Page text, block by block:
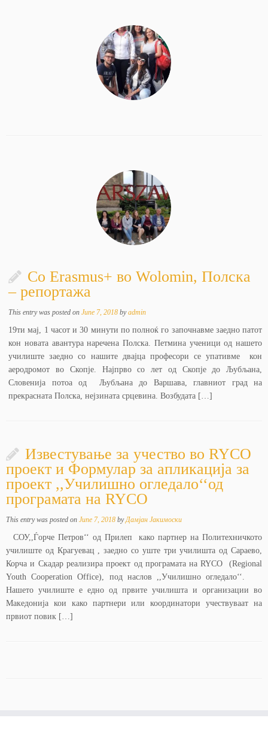
Со Erasmus+ во Wolomin, Полска
– репортажа
This entry was posted onJune 7, 2018 byadmin
19ти мај, 1 часот и 30 минути по полноќ го започнавме заедно патот
кон новата авантура наречена Полска. Петмина ученици од нашето
училиште заедно со нашите двајца професори се упативме кон
аеродромот во Скопје. Најпрво со лет од Скопје до Љубљана,
Словенија потоа од Љубљана до Варшава, главниот град на
прекрасната Полска, нејзината срцевина. Возбудата […]
Известување за учество во RYCO
проект и Формулар за апликација за
проект ,,Училишно огледало‘‘од
програмата на RYCO
This entry was posted on June 7, 2018 byДамјан Јакимоски
СОУ,,Ѓорче Петров‘‘ од Прилеп како партнер на Политехничкото
училиште од Крагуевац , заедно со уште три училишта од Сараево,
Корча и Скадар реализира проект од програмата на RYCO (Regional
Youth Cooperation Office), под наслов ,,Училишно огледало‘‘.
Нашето училиште е едно од првите училишта и организации во
Македонија кои како партнери или координатори учествуваат на
првиот повик […]